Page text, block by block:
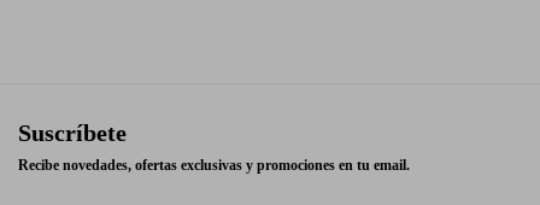
Suscríbete
Recibe novedades, ofertas exclusivas y promociones en tu email.